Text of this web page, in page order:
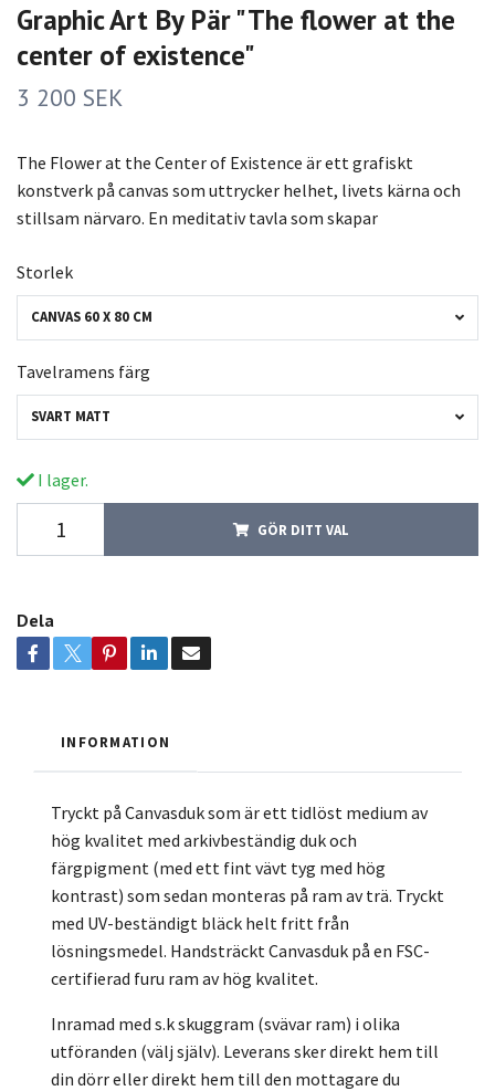
Graphic Art By Pär "The flower at the
center of existence"
3 200 SEK
The Flower at the Center of Existence är ett grafiskt
konstverk på canvas som uttrycker helhet, livets kärna och
stillsam närvaro. En meditativ tavla som skapar
Storlek
CANVAS 60 X 80 CM
Tavelramens färg
SVART MATT
I lager.
GÖR DITT VAL
Dela
INFORMATION
Tryckt på Canvasduk som är ett tidlöst medium av
hög kvalitet med arkivbeständig duk och
färgpigment (med ett fint vävt tyg med hög
kontrast) som sedan monteras på ram av trä. Tryckt
med UV-beständigt bläck helt fritt från
lösningsmedel. Handsträckt Canvasduk på en FSC-
certifierad furu ram av hög kvalitet.
Inramad med s.k skuggram (svävar ram) i olika
utföranden (välj själv). Leverans sker direkt hem till
din dörr eller direkt hem till den mottagare du